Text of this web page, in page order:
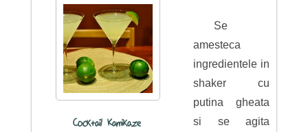
Cocktail Kamikaze
Se
amesteca
ingredientele in
shaker cu
putina gheata
si se agita